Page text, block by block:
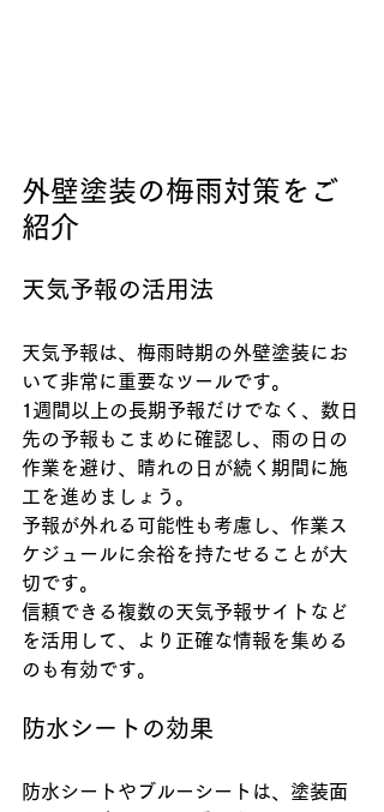
外壁塗装の梅雨対策をご
紹介
天気予報の活用法
天気予報は、梅雨時期の外壁塗装にお
いて非常に重要なツールです。
1週間以上の長期予報だけでなく、数日
先の予報もこまめに確認し、雨の日の
作業を避け、晴れの日が続く期間に施
工を進めましょう。
予報が外れる可能性も考慮し、作業ス
ケジュールに余裕を持たせることが大
切です。
信頼できる複数の天気予報サイトなど
を活用して、より正確な情報を集める
のも有効です。
防水シートの効果
防水シートやブルーシートは、塗装面